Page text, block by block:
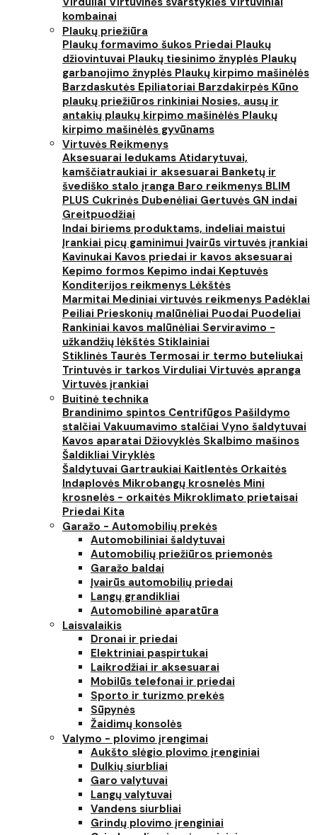
kombainai
Plaukų priežiūra
Plaukų formavimo šukos Priedai Plaukų
džiovintuvai Plaukų tiesinimo žnyplės Plaukų
garbanojimo žnyplės Plaukų kirpimo mašinėlės
Barzdaskutės Epiliatoriai Barzdakirpės Kūno
plaukų priežiūros rinkiniai Nosies, ausų ir
antakių plaukų kirpimo mašinėlės Plaukų
kirpimo mašinėlės gyvūnams
Virtuvės Reikmenys
Aksesuarai ledukams Atidarytuvai,
kamščiatraukiai ir aksesuarai Banketų ir
švediško stalo įranga Baro reikmenys BLIM
PLUS Cukrinės Dubenėliai Gertuvės GN indai
Greitpuodžiai
Indai biriems produktams, indeliai maistui
Įrankiai picų gaminimui Įvairūs virtuvės įrankiai
Kavinukai Kavos priedai ir kavos aksesuarai
Kepimo formos Kepimo indai Keptuvės
Konditerijos reikmenys Lėkštės
Marmitai Mediniai virtuvės reikmenys Padėklai
Peiliai Prieskonių malūnėliai Puodai Puodeliai
Rankiniai kavos malūnėliai Serviravimo -
užkandžių lėkštės Stiklainiai
Stiklinės Taurės Termosai ir termo buteliukai
Trintuvės ir tarkos Virduliai Virtuvės apranga
Virtuvės įrankiai
Buitinė technika
Brandinimo spintos Centrifūgos Pašildymo
stalčiai Vakuumavimo stalčiai Vyno šaldytuvai
Kavos aparatai Džiovyklės Skalbimo mašinos
Šaldikliai Viryklės
Šaldytuvai Gartraukiai Kaitlentės Orkaitės
Indaplovės Mikrobangų krosnelės Mini
krosnelės - orkaitės Mikroklimato prietaisai
Priedai Kita
Garažo - Automobilių prekės
Automobiliniai šaldytuvai
Automobilių priežiūros priemonės
Garažo baldai
Įvairūs automobilių priedai
Langų grandikliai
Automobilinė aparatūra
Laisvalaikis
Dronai ir priedai
Elektriniai paspirtukai
Laikrodžiai ir aksesuarai
Mobilūs telefonai ir priedai
Sporto ir turizmo prekės
Sūpynės
Žaidimų konsolės
Valymo - plovimo įrengimai
Aukšto slėgio plovimo įrenginiai
Dulkių siurbliai
Garo valytuvai
Langų valytuvai
Vandens siurbliai
Grindų plovimo įrenginiai